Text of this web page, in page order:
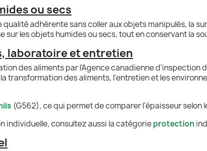
ou secs
adhérente sans coller aux objets manipulés, la
les objets humides ou secs, tout en conservant la
laboratoire et entretien
des aliments par l'Agence canadienne d'inspection
transformation des aliments, l'entretien et les
(G562), ce qui permet de comparer l'épaisseur
individuelle, consultez aussi la catégorieprotection